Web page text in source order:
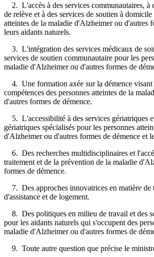
2. L'accès à des services communautaires, à
de relève et à des services de soutien à
atteintes de la maladie d'Alzheimer ou d'autres
leurs aidants naturels.
3. L'intégration des services médicaux de
services de soutien communautaire pour les
maladie d'Alzheimer ou d'autres formes de
4. Une formation axée sur la démence visant
compétences des personnes atteintes de la
d'autres formes de démence.
5. L'accessibilité à des services gériatriques
gériatriques spécialisés pour les personnes
d'Alzheimer ou d'autres formes de démence et
6. Des recherches multidisciplinaires et
traitement et de la prévention de la maladie
formes de démence.
7. Des approches innovatrices en matière de
d'assistance et de logement.
8. Des politiques en milieu de travail et des
pour les aidants naturels qui s'occupent des
maladie d'Alzheimer ou d'autres formes de
9. Toute autre question que précise le